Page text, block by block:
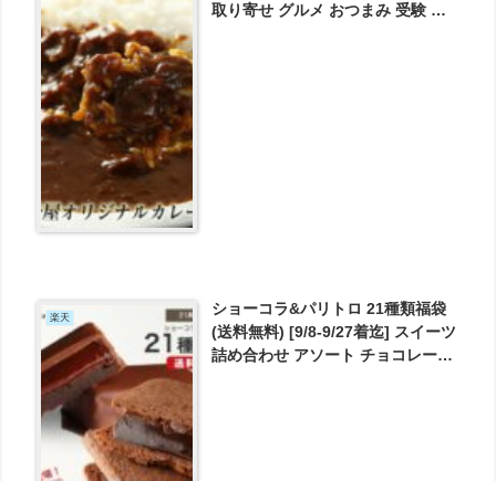
取り寄せ グルメ おつまみ 受験 単
楽天
ショーコラ&パリトロ 21種類福袋
(送料無料) [9/8-9/27着迄] スイーツ
詰め合わせ アソート チョコレート